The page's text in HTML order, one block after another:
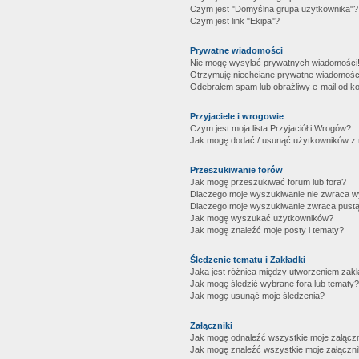
Czym jest "Domyślna grupa użytkownika"?
Czym jest link "Ekipa"?
Prywatne wiadomości
Nie mogę wysyłać prywatnych wiadomości!
Otrzymuję niechciane prywatne
Odebrałem spam lub obraźliwy e-mail od
Przyjaciele i wrogowie
Czym jest moja lista Przyjaciół i Wrogów?
Jak mogę dodać / usunąć użytkowników z
Przeszukiwanie forów
Jak mogę przeszukiwać forum lub fora?
Dlaczego moje wyszukiwanie nie zwraca
Dlaczego moje wyszukiwanie zwraca
Jak mogę wyszukać użytkowników?
Jak mogę znaleźć moje posty i tematy?
Śledzenie tematu i Zakładki
Jaka jest różnica między utworzeniem
Jak mogę śledzić wybrane fora lub tematy?
Jak mogę usunąć moje śledzenia?
Załączniki
Jak mogę odnaleźć wszystkie moje
Jak mogę znaleźć wszystkie moje